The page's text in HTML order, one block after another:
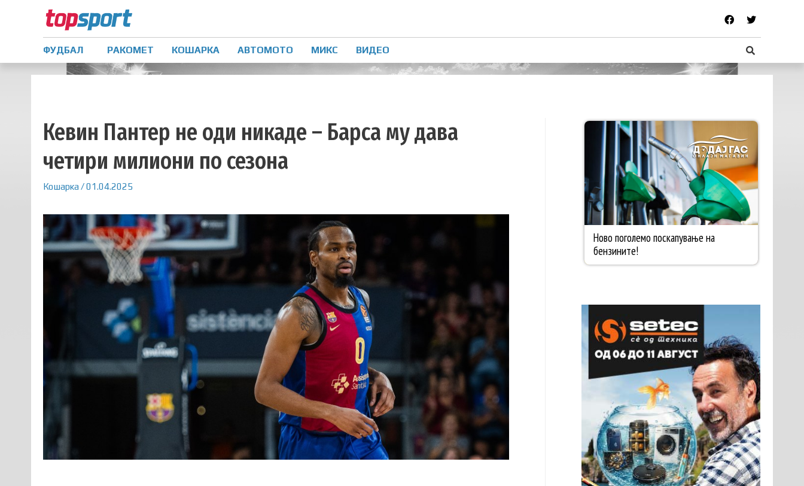
ФУДБАЛ РАКОМЕТ КОШАРКА АВТОМОТО МИКС ВИДЕО
Кевин Пантер не оди никаде – Барса му дава
четири милиони по сезона
Кошарка /01.04.2025